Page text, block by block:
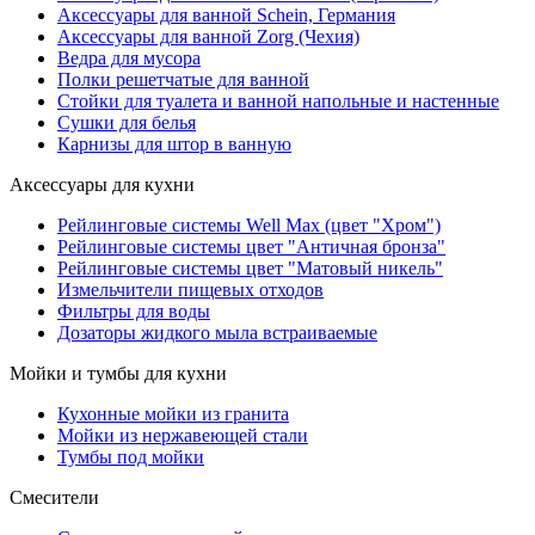
Аксессуары для ванной Schein, Германия
Аксессуары для ванной Zorg (Чехия)
Ведра для мусора
Полки решетчатые для ванной
Стойки для туалета и ванной напольные и настенные
Сушки для белья
Карнизы для штор в ванную
Аксессуары для кухни
Рейлинговые системы Well Max (цвет "Хром")
Рейлинговые системы цвет "Античная бронза"
Рейлинговые системы цвет "Матовый никель"
Измельчители пищевых отходов
Фильтры для воды
Дозаторы жидкого мыла встраиваемые
Мойки и тумбы для кухни
Кухонные мойки из гранита
Мойки из нержавеющей стали
Тумбы под мойки
Смесители